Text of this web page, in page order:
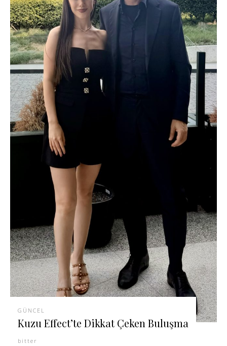
GÜNCEL
Kuzu Effect’te Dikkat Çeken Buluşma
bitter